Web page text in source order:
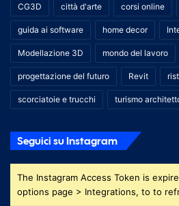
CG3D città d'arte corsi online
guida ai software home decor
Modellazione 3D mondo del lavoro
progettazione del futuro Revit
scorciatoie e trucchi turismo
Seguici su Instagram
The Instagram Access Token is
options page > Integrations, to to